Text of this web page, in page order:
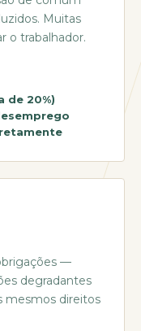
Muitas
o trabalhador.
de 20%)
—
degradantes
mesmos direitos